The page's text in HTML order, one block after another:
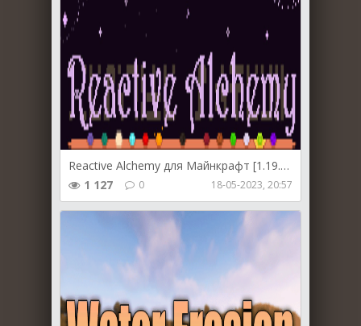
Reactive Alchemy для Майнкрафт [1.19.2, 1.18.2]
1 127
0 18-05-2023, 20:57